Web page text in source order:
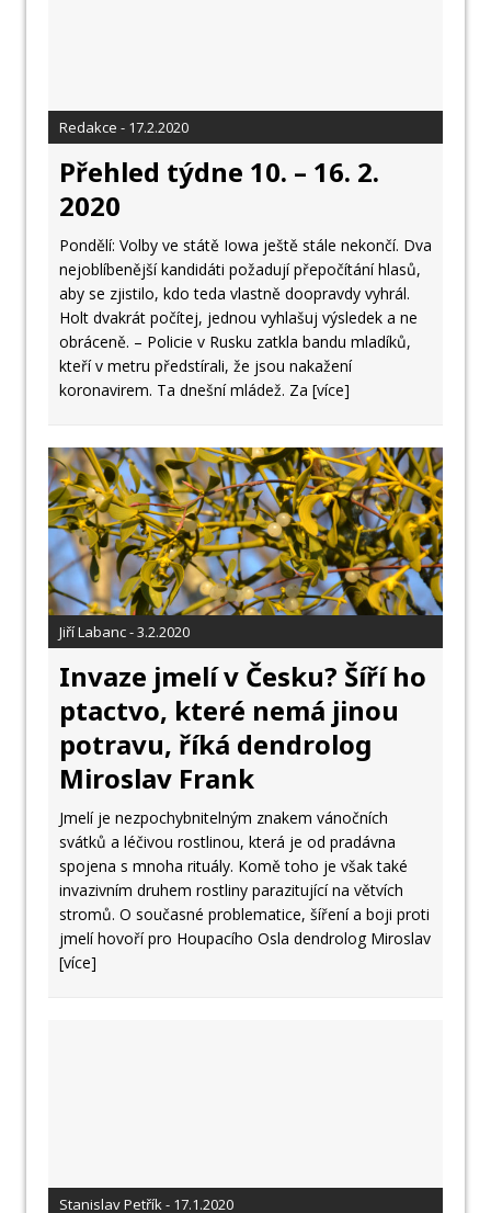
Redakce - 17.2.2020
Přehled týdne 10. – 16. 2.
2020
Pondělí: Volby ve státě Iowa ještě stále nekončí. Dva
nejoblíbenější kandidáti požadují přepočítání hlasů,
aby se zjistilo, kdo teda vlastně doopravdy vyhrál.
Holt dvakrát počítej, jednou vyhlašuj výsledek a ne
obráceně. – Policie v Rusku zatkla bandu mladíků,
kteří v metru předstírali, že jsou nakažení
koronavirem. Ta dnešní mládež. Za [více]
Jiří Labanc - 3.2.2020
Invaze jmelí v Česku? Šíří ho
ptactvo, které nemá jinou
potravu, říká dendrolog
Miroslav Frank
Jmelí je nezpochybnitelným znakem vánočních
svátků a léčivou rostlinou, která je od pradávna
spojena s mnoha rituály. Komě toho je však také
invazivním druhem rostliny parazitující na větvích
stromů. O současné problematice, šíření a boji proti
jmelí hovoří pro Houpacího Osla dendrolog Miroslav
[více]
Stanislav Petřík - 17.1.2020